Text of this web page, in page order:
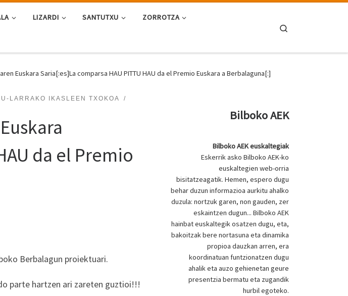
LIZARDI SANTUTXU ZORROTZA
Euskara Saria[:es]La comparsa HAU PITTU HAU da el Premio Euskara a Berbalaguna[:]
LARRAKO IKASLEEN TXOKOA
da el Premio
Berbalagun proiektuari.
parte hartzen ari zareten guztioi!!!
Bilboko AEK
Bilboko AEK euskaltegiak
Eskerrik asko Bilboko AEK-ko
euskaltegien web-orria
bisitatzeagatik. Hemen, espero dugu
behar duzun informazioa aurkitu ahalko
duzula: nortzuk garen, non gauden, zer
eskaintzen dugun... Bilboko AEK
hainbat euskaltegik osatzen dugu, eta,
bakoitzak bere nortasuna eta dinamika
propioa dauzkan arren, era
koordinatuan funtzionatzen dugu
ahalik eta auzo gehienetan geure
presentzia bermatu eta zugandik
hurbil egoteko.